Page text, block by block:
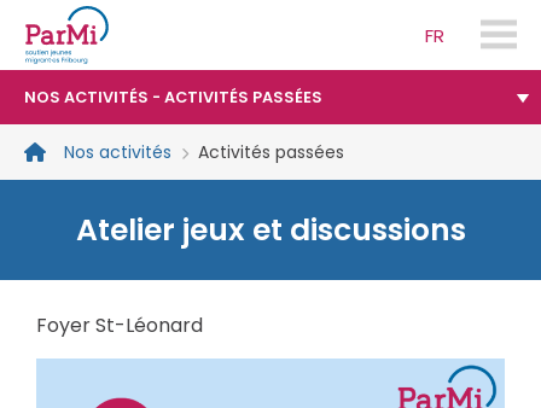
FR
parmi-
fribourg.ch
NOS ACTIVITÉS - ACTIVITÉS PASSÉES
Nos activités Activités passées
Atelier jeux et discussions
Foyer St-Léonard